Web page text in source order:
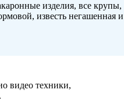
изделия, все крупы,
известь негашенная и
видео техники,